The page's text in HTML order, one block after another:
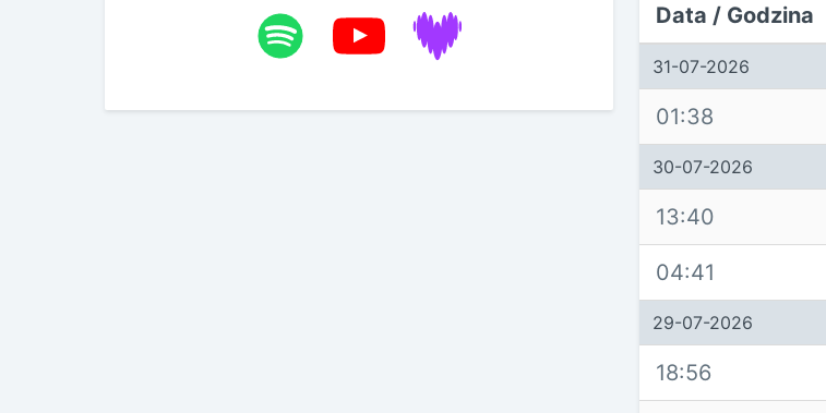
Data / Godzina
31-07-2026
01:38
30-07-2026
13:40
04:41
29-07-2026
18:56